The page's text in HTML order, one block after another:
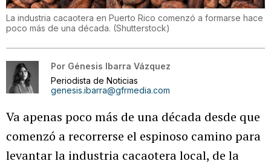
La industria cacaotera en Puerto Rico comenzó a formarse hace
poco más de una década. (Shutterstock)
Por Génesis Ibarra Vázquez
Periodista de Noticias
genesis.ibarra@gfrmedia.com
Va apenas poco más de una década desde que
comenzó a recorrerse el espinoso camino para
levantar la industria cacaotera local, de la